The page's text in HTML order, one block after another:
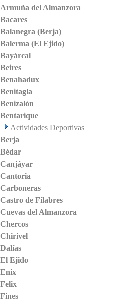
Armuña del Almanzora
Bacares
Balanegra (Berja)
Balerma (El Ejido)
Bayárcal
Beires
Benahadux
Benitagla
Benizalón
Bentarique
Actividades Deportivas
Berja
Bédar
Canjáyar
Cantoria
Carboneras
Castro de Filabres
Cuevas del Almanzora
Chercos
Chirivel
Dalías
El Ejido
Enix
Felix
Fines